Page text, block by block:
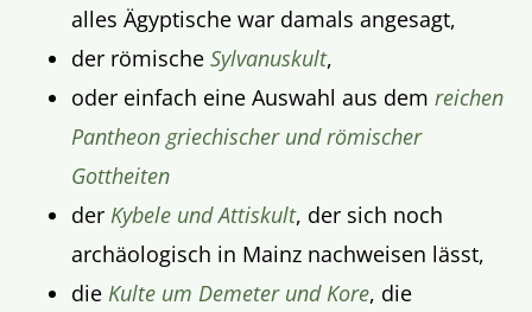
alles Ägyptische war damals angesagt,
der römische Sylvanuskult,
oder einfach eine Auswahl aus dem reichen
Pantheon griechischer und römischer
Gottheiten
der Kybele und Attiskult, der sich noch
archäologisch in Mainz nachweisen lässt,
die Kulte um Demeter und Kore, die